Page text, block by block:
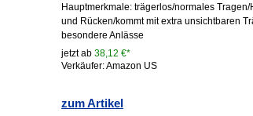
Hauptmerkmale: trägerlos/normales
und Rücken/kommt mit extra unsichtbaren
besondere Anlässe
jetzt ab38,12 €*
Verkäufer: Amazon US
zum Artikel